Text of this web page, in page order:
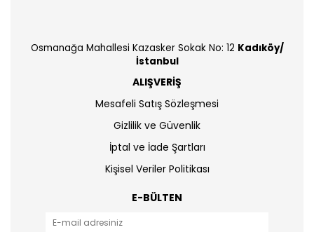
Osmanağa Mahallesi Kazasker Sokak No: 12 Kadıköy/
İstanbul
ALIŞVERİŞ
Mesafeli Satış Sözleşmesi
Gizlilik ve Güvenlik
İptal ve İade Şartları
Kişisel Veriler Politikası
E-BÜLTEN